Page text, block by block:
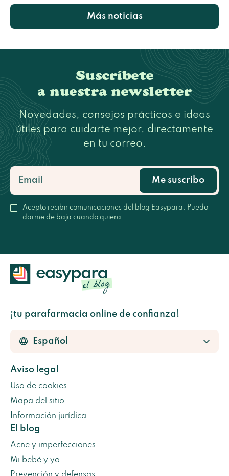
Más noticias
Suscríbete
a nuestra newsletter
Novedades, consejos prácticos e ideas
útiles para cuidarte mejor, directamente
en tu correo.
Acepto recibir comunicaciones del blog Easypara. Puedo
darme de baja cuando quiera.
Me suscribo
¡tu parafarmacia online de confianza!
Aviso legal
Uso de cookies
Mapa del sitio
Información jurídica
El blog
Acne y imperfecciones
Mi bebé y yo